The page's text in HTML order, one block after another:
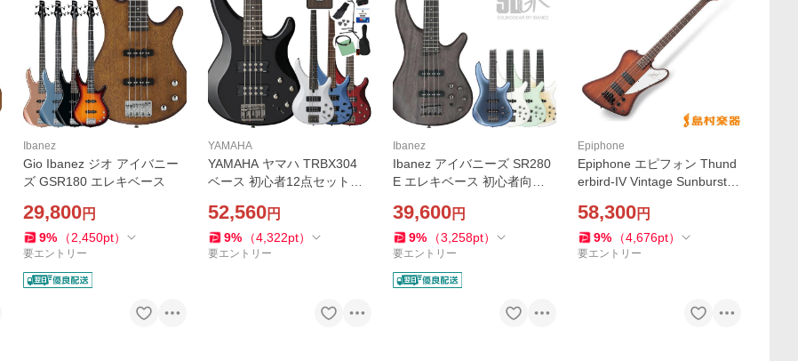
Ibanez
Gio Ibanez ジオ アイバニー
ズ GSR180 エレキベース
29,800円
9% （2,450pt）
要エントリー
YAMAHA
YAMAHA ヤマハ TRBX304
ベース 初心者12点セット
52,560円
9% （4,322pt）
要エントリー
Ibanez
Ibanez アイバニーズ SR280
E エレキベース 初心者向け
え
39,600円
9% （3,258pt）
要エントリー
Epiphone
Epiphone エピフォン Thund
erbird-IV Vintage Sunburst
58,300円
9% （4,676pt）
要エントリー